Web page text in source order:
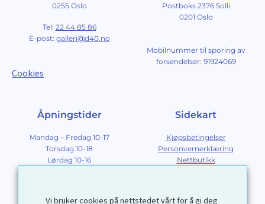
0255 Oslo
Tel: 22 44 85 86
E-post: galleri@d40.no
Cookies
Postboks 2376 Solli
0201 Oslo
Mobilnummer til sporing av
forsendelser: 91924069
Åpningstider
Mandag – Fredag 10-17
Torsdag 10-18
Lørdag 10-16
Sidekart
Kjøpsbetingelser
Personvernerklæring
Nettbutikk
Vi bruker cookies på nettstedet vårt for å gi deg